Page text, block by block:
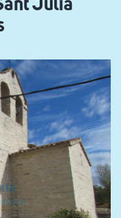
Julià